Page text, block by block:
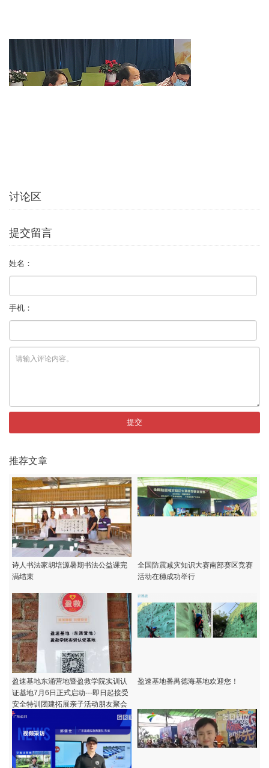
讨论区
提交留言
姓名：
手机：
提交
推荐文章
诗人书法家胡培源暑期书法公益课完
满结束
全国防震减灾知识大赛南部赛区竞赛
活动在穗成功举行
盈速基地东涌营地暨盈救学院实训认
证基地7月6日正式启动---即日起接受
安全特训团建拓展亲子活动朋友聚会
及各类休闲活动
盈速基地番禺德海基地欢迎您！